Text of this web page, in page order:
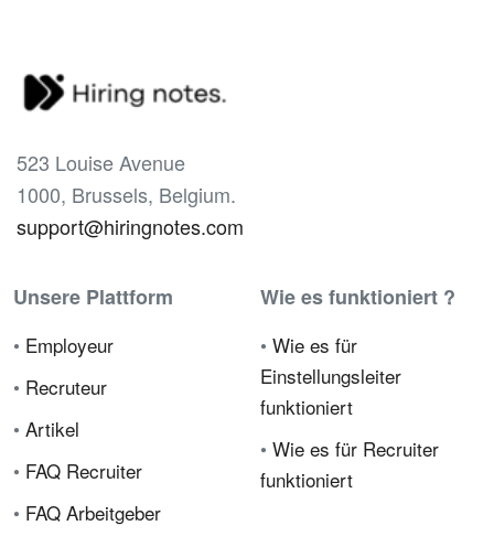
523 Louise Avenue
1000, Brussels, Belgium.
support@hiringnotes.com
Unsere Plattform
• Employeur
• Recruteur
• Artikel
• FAQ Recruiter
• FAQ Arbeitgeber
Wie es funktioniert ?
• Wie es für
Einstellungsleiter
funktioniert
• Wie es für Recruiter
funktioniert